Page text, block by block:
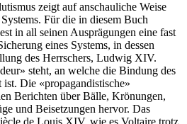
zeigt auf anschauliche Weise
Für die in diesem Buch
in all seinen Ausprägungen eine fast
eines Systems, in dessen
des Herrschers, Ludwig XIV.
steht, an welche die Bindung des
Die «propagandistische»
Berichten über Bälle, Krönungen,
und Beisetzungen hervor. Das